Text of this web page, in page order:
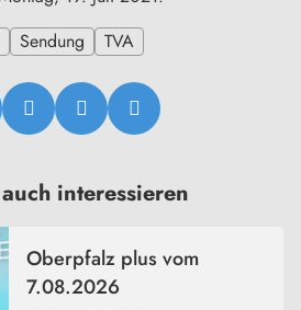
Sendung TVA
interessieren
Oberpfalz plus vom
7.08.2026